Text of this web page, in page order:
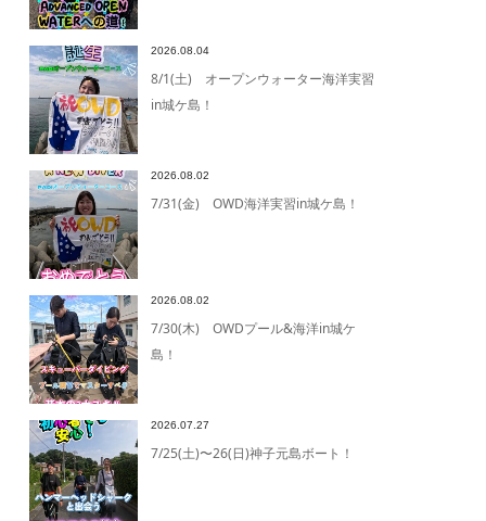
2026.08.04
8/1(土) オープンウォーター海洋実習
in城ケ島！
2026.08.02
7/31(金) OWD海洋実習in城ケ島！
2026.08.02
7/30(木) OWDプール&海洋in城ケ
島！
2026.07.27
7/25(土)〜26(日)神子元島ボート！